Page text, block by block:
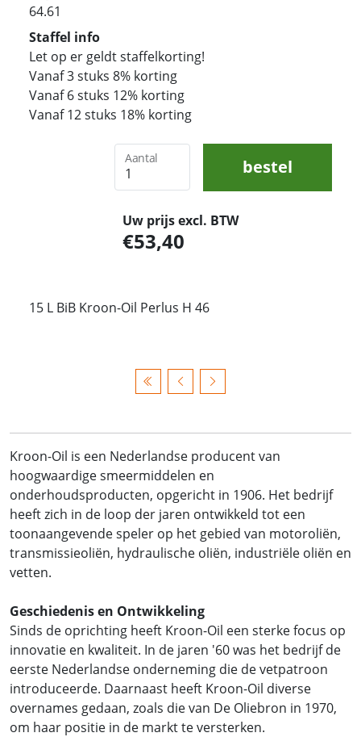
64.61
Staffel info
Let op er geldt staffelkorting!
Vanaf 3 stuks 8% korting
Vanaf 6 stuks 12% korting
Vanaf 12 stuks 18% korting
Aantal bestel
Uw prijs excl. BTW
53,40
15 L BiB Kroon-Oil Perlus H 46
Kroon-Oil is een Nederlandse producent van
hoogwaardige smeermiddelen en
onderhoudsproducten, opgericht in 1906. Het bedrijf
heeft zich in de loop der jaren ontwikkeld tot een
toonaangevende speler op het gebied van motoroliën,
transmissieoliën, hydraulische oliën, industriële oliën en
vetten.
Geschiedenis en Ontwikkeling
Sinds de oprichting heeft Kroon-Oil een sterke focus op
innovatie en kwaliteit. In de jaren '60 was het bedrijf de
eerste Nederlandse onderneming die de vetpatroon
introduceerde. Daarnaast heeft Kroon-Oil diverse
overnames gedaan, zoals die van De Oliebron in 1970,
om haar positie in de markt te versterken.